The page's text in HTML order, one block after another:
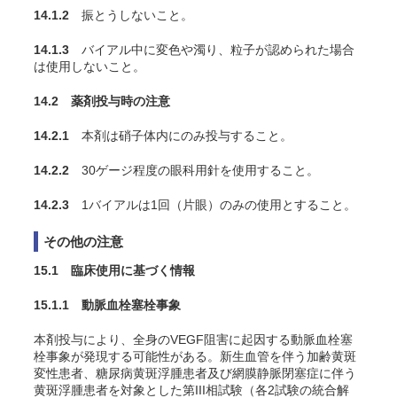
14.1.2 振とうしないこと。
14.1.3 バイアル中に変色や濁り、粒子が認められた場合
は使用しないこと。
14.2 薬剤投与時の注意
14.2.1 本剤は硝子体内にのみ投与すること。
14.2.2 30ゲージ程度の眼科用針を使用すること。
14.2.3 1バイアルは1回（片眼）のみの使用とすること。
その他の注意
15.1 臨床使用に基づく情報
15.1.1 動脈血栓塞栓事象
本剤投与により、全身のVEGF阻害に起因する動脈血栓塞
栓事象が発現する可能性がある。新生血管を伴う加齢黄斑
変性患者
糖尿病黄斑浮腫患者及び網膜静脈閉塞症に伴う
黄斑浮腫患者を対象とした第III相試験（各2試験の統合解